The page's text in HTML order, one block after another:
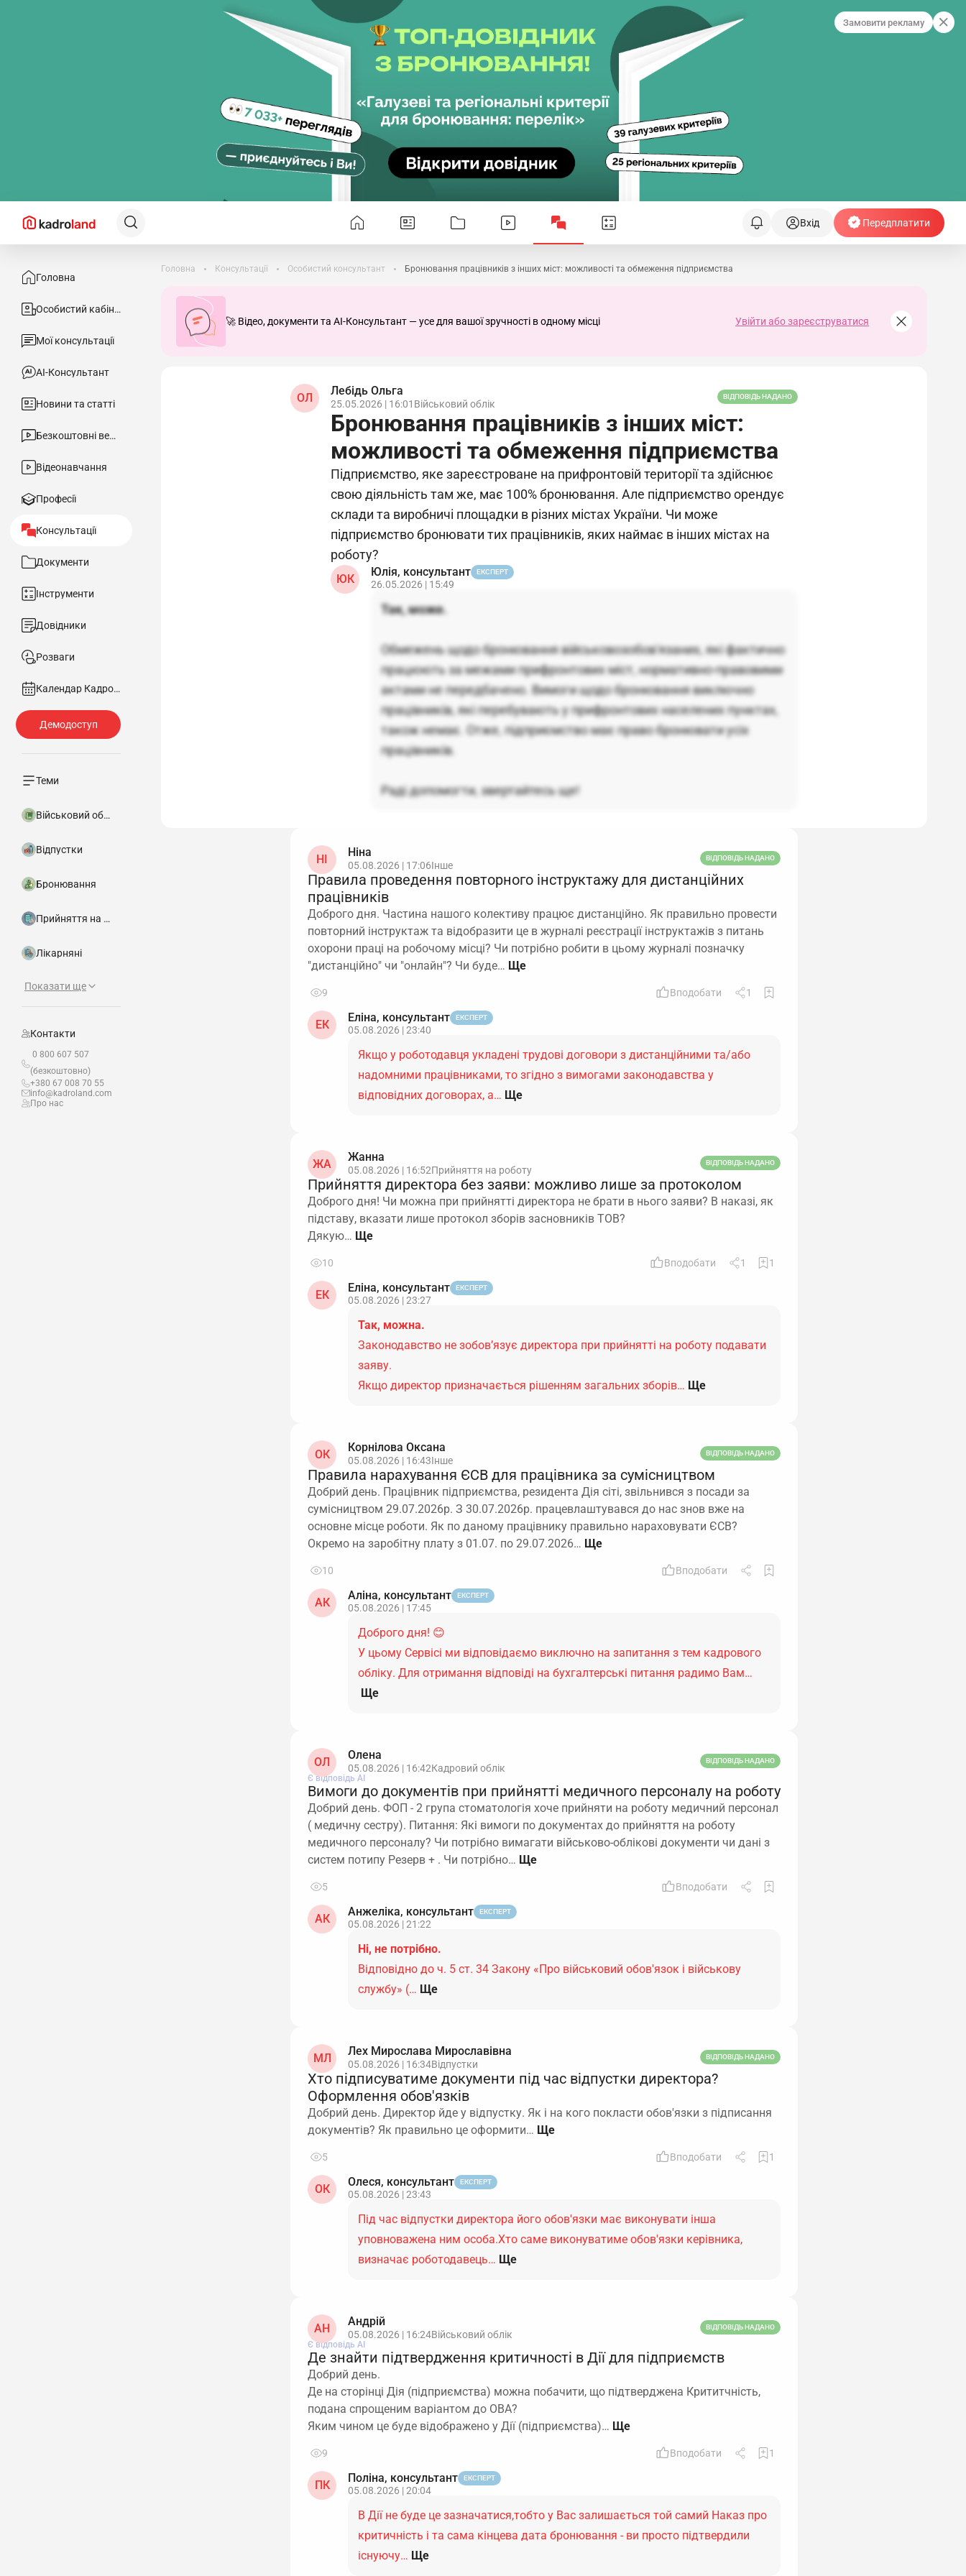
Замовити рекламу
Вхід Передплатити
Головна
Особистий кабінет
Мої консультації
АІ-Консультант
Новини та статті
Безкоштовні вебінари
Відеонавчання
Професії
Консультації
Документи
Інструменти
Довідники
Розваги
Календар Кадровика
Теми
Військовий облік
Відпустки
Бронювання
Прийняття на роботу
Лікарняні
Показати ще
Контакти
0 800 607 507
(безкоштовно)
+380 67 008 70 55
info@kadroland.com
Про нас
Головна Консультації Особистий консультант Бронювання працівників з інших міст: можливості та обмеження підприємства
🚀 Відео, документи та AI-Консультант — усе для вашої зручності в одному місці Увійти або зареєструватися
ОЛ
Лебідь Ольга
25.05.2026 | 16:01 Військовий облік
ВІДПОВІДЬ НАДАНО
Бронювання працівників з інших міст:
можливості та обмеження підприємства
Підприємство, яке зареєстроване на прифронтовій території та здійснює
свою діяльність там же, має 100% бронювання. Але підприємство орендує
склади та виробничі площадки в різних містах України. Чи може
підприємство бронювати тих працівників, яких наймає в інших містах на
роботу?
ЮК
Юлія, консультант ЕКСПЕРТ
26.05.2026 | 15:49
Так, може.
Обмежень щодо бронювання військовозобов'язаних, які фактично
працюють за межами прифронтових міст, нормативно-правовими
актами не передбачено. Вимоги щодо бронювання виключно
працівників, які перебувають у прифронтових населених пунктах,
також немає. Отже, підприємство має право бронювати усіх
працівників.
Раді допомогти, звертайтесь ще!
НІ
Ніна
05.08.2026 | 17:06Інше
ВІДПОВІДЬ НАДАНО
Правила проведення повторного інструктажу для дистанційних
працівників
Доброго дня. Частина нашого колективу працює дистанційно. Як правильно провести
повторний інструктаж та відобразити це в журналі реєстрації інструктажів з питань
охорони праці на робочому місці? Чи потрібно робити в цьому журналі позначку
"дистанційно" чи "онлайн"? Чи буде…
9 Вподобати 1
ЕК
Еліна, консультант ЕКСПЕРТ
05.08.2026 | 23:40
Якщо у роботодавця укладені трудові договори з дистанційними та/або
надомними працівниками, то згідно з вимогами законодавства у
відповідних договорах, а… Ще
ЖА
Жанна
05.08.2026 | 16:52Прийняття на роботу
ВІДПОВІДЬ НАДАНО
Прийняття директора без заяви: можливо лише за протоколом
Доброго дня! Чи можна при прийнятті директора не брати в нього заяви? В наказі, як
підставу, вказати лише протокол зборів засновників ТОВ?
Дякую…
10 Вподобати 1 1
ЕК
Еліна, консультант ЕКСПЕРТ
05.08.2026 | 23:27
Так, можна.
Законодавство не зобов’язує директора при прийнятті на роботу подавати
заяву.
Якщо директор призначається рішенням загальних зборів… Ще
ОК
Корнілова Оксана
05.08.2026 | 16:43Інше
ВІДПОВІДЬ НАДАНО
Правила нарахування ЄСВ для працівника за сумісництвом
Добрий день. Працівник підприємства, резидента Дія сіті, звільнився з посади за
сумісництвом 29.07.2026р. З 30.07.2026р. працевлаштувався до нас знов вже на
основне місце роботи. Як по даному працівнику правильно нараховувати ЄСВ?
Окремо на заробітну плату з 01.07. по 29.07.2026…
10 Вподобати
АК
Аліна, консультант ЕКСПЕРТ
05.08.2026 | 17:45
Доброго дня! 😊
У цьому Сервісі ми відповідаємо виключно на запитання з тем кадрового
обліку. Для отримання відповіді на бухгалтерські питання радимо Вам…
Ще
ОЛ
Олена
05.08.2026 | 16:42Кадровий облік
ВІДПОВІДЬ НАДАНО
Є відповідь АІ
Вимоги до документів при прийнятті медичного персоналу на роботу
Добрий день. ФОП - 2 група стоматологія хоче прийняти на роботу медичний персонал
( медичну сестру). Питання: Які вимоги по документах до прийняття на роботу
медичного персоналу? Чи потрібно вимагати військово-облікові документи чи дані з
систем потипу Резерв + . Чи потрібно…
5 Вподобати
АК
Анжеліка, консультант ЕКСПЕРТ
05.08.2026 | 21:22
Ні, не потрібно.
Відповідно до ч. 5 ст. 34 Закону «Про військовий обов'язок і військову
службу» (… Ще
МЛ
Лех Мирослава Мирославівна
05.08.2026 | 16:34Відпустки
ВІДПОВІДЬ НАДАНО
Хто підписуватиме документи під час відпустки директора?
Оформлення обов'язків
Добрий день. Директор йде у відпустку. Як і на кого покласти обов'язки з підписання
документів? Як правильно це оформити…
5 Вподобати 1
ОК
Олеся, консультант ЕКСПЕРТ
05.08.2026 | 23:43
Під час відпустки директора його обов'язки має виконувати інша
уповноважена ним особа.Хто саме виконуватиме обов'язки керівника,
визначає роботодавець… Ще
АН
Андрій
05.08.2026 | 16:24Військовий облік
ВІДПОВІДЬ НАДАНО
Є відповідь АІ
Де знайти підтвердження критичності в Дії для підприємств
Добрий день.
Де на сторінці Дія (підприємства) можна побачити, що підтверджена Крититчність,
подана спрощеним варіантом до ОВА?
Яким чином це буде відображено у Дії (підприємства)…
9 Вподобати 1
ПК
Поліна, консультант ЕКСПЕРТ
05.08.2026 | 20:04
В Дії не буде це зазначатися,тобто у Вас залишається той самий Наказ про
критичність і та сама кінцева дата бронювання - ви просто підтвердили
існуючу… Ще